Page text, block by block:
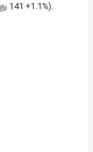
141 +1.1%).